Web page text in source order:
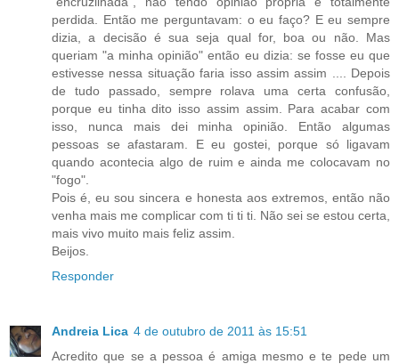
perdida. Então me perguntavam: o eu faço? E eu sempre
dizia, a decisão é sua seja qual for, boa ou não. Mas
queriam "a minha opinião" então eu dizia: se fosse eu que
estivesse nessa situação faria isso assim assim .... Depois
de tudo passado, sempre rolava uma certa confusão,
porque eu tinha dito isso assim assim. Para acabar com
isso, nunca mais dei minha opinião. Então algumas
pessoas se afastaram. E eu gostei, porque só ligavam
quando acontecia algo de ruim e ainda me colocavam no
"fogo".
Pois é, eu sou sincera e honesta aos extremos, então não
venha mais me complicar com ti ti ti. Não sei se estou certa,
mais vivo muito mais feliz assim.
Beijos.
Responder
Andreia Lica 4 de outubro de 2011 às 15:51
Acredito que se a pessoa é amiga mesmo e te pede um